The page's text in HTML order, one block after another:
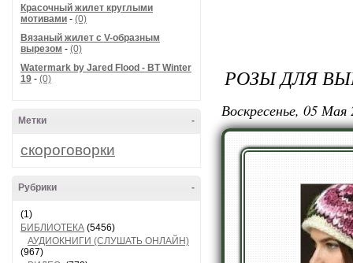
Красочный жилет круглыми
мотивами - (0)
Вязаный жилет с V-образным
вырезом - (0)
Watermark by Jared Flood - BT Winter
19 - (0)
-
Метки
скороговорки
-
Рубрики
(1)
БИБЛИОТЕКА (5456)
АУДИОКНИГИ (СЛУШАТЬ ОНЛАЙН)
(967)
РОЗЫ ДЛЯ
Воскресенье, 05